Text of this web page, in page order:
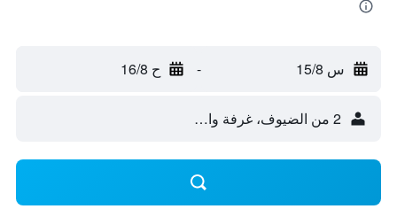
س 15/8 - ح 16/8
2 من الضيوف، غرفة واحدة